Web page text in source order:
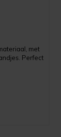
met
Perfect